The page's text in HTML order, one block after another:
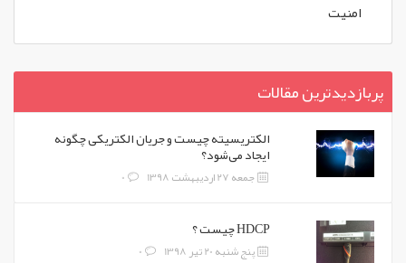
امنیت
پربازدیدترین مقالات
الکتریسیته چیست و جریان الکتریکی چگونه
ایجاد می‌شود؟
جمعه 27 اردیبهشت 1398 0
HDCP چیست ؟
پنج شنبه 20 تیر 1398 0